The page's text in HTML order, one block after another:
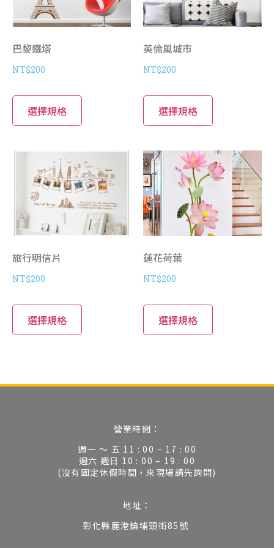
巴黎鐵塔
NT$200
選擇規格
英倫風城市
NT$200
選擇規格
旅行明信片
NT$200
選擇規格
蓮花荷葉
NT$200
選擇規格
營業時間：
週一 ～ 五 11 : 00 – 17 : 00
週六 週日 10 : 00 – 19 : 00
(沒有固定休假時間，來現場請先詢問)
地址：
彰化縣鹿港鎮埔頭街85號